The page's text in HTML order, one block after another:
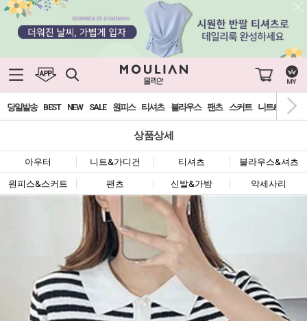
당일발송 BEST NEW SALE 원피스 티셔츠 블라우스 팬츠 스커트 니트&가디건
상품상세
아우터 니트&가디건 티셔츠 블라우스&셔츠
원피스&스커트 팬츠 신발&가방 악세사리